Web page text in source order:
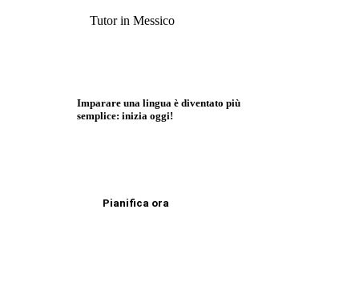
Tutor in Messico
Imparare una lingua è diventato più
semplice: inizia oggi!
Pianifica ora